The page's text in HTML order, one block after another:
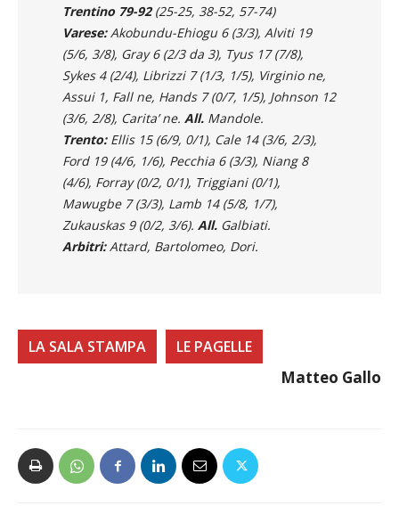
Trentino 79-92(25-25, 38-52, 57-74)
Varese:Akobundu-Ehiogu 6 (3/3), Alviti 19
(5/6, 3/8), Gray 6 (2/3 da 3), Tyus 17 (7/8),
Sykes 4 (2/4), Librizzi 7 (1/3, 1/5), Virginio ne,
Assui 1, Fall ne, Hands 7 (0/7, 1/5), Johnson 12
(3/6, 2/8), Carita’ ne. All. Mandole.
Trento:Ellis 15 (6/9, 0/1), Cale 14 (3/6, 2/3),
Ford 19 (4/6, 1/6), Pecchia 6 (3/3), Niang 8
(4/6), Forray (0/2, 0/1), Triggiani (0/1),
Mawugbe 7 (3/3), Lamb 14 (5/8, 1/7),
Zukauskas 9 (0/2, 3/6). All. Galbiati.
Arbitri:Attard, Bartolomeo, Dori.
LA SALA STAMPA LE PAGELLE
Matteo Gallo